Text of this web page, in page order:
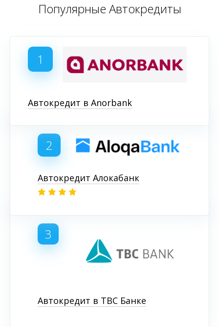
Популярные Автокредиты
1
Автокредит в Anorbank
2
Автокредит Алокабанк
3
Автокредит в TBC Банке